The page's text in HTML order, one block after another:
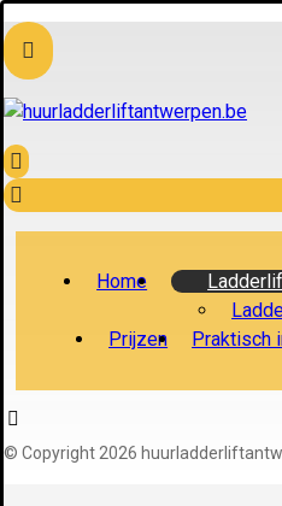
Home
Prijzen
Praktisch
© Copyright 2026